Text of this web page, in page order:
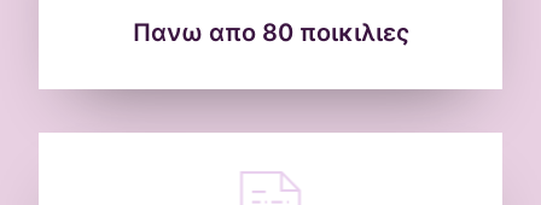
Πανω απο 80 ποικιλιες